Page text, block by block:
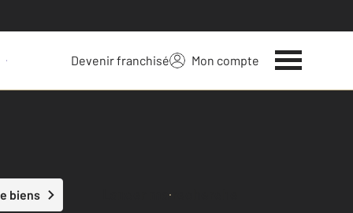
bien Devenir franchisé Mon compte
biens Lancer ma recherche